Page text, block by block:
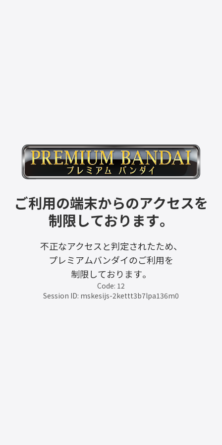
ご利用の端末からのアクセスを
制限しております。
不正なアクセスと判定されたため、
プレミアムバンダイのご利用を
制限しております。
Code: 12
Session ID: mskesijs-2kettt3b7lpa136m0